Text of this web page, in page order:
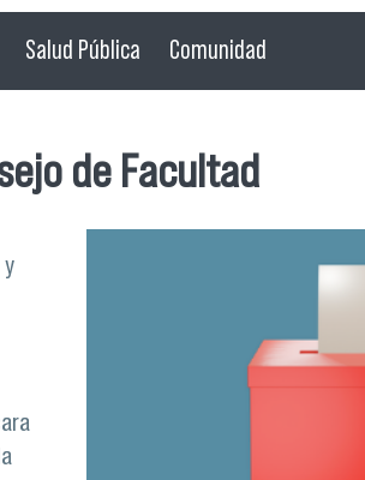
Salud Pública Comunidad
de Facultad
y